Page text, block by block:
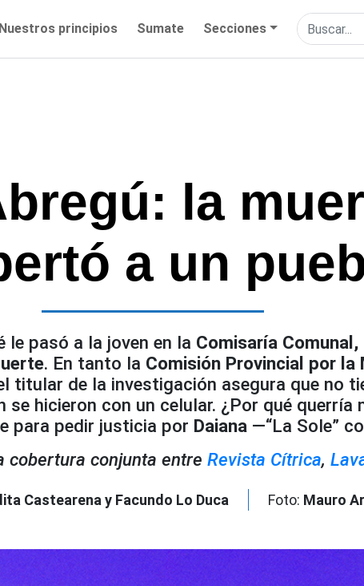
Nuestros principios Sumate Secciones
la
a un
le pasó a la joven en la Comisaría Comunal,
. En tanto la Comisión Provincial por la
titular de la investigación asegura que no
hicieron con un celular. ¿Por qué querría
para pedir justicia por Daiana —“La Sole”
cobertura conjunta entre Revista Cítrica,
Castearena y Facundo Lo Duca Foto: Mauro